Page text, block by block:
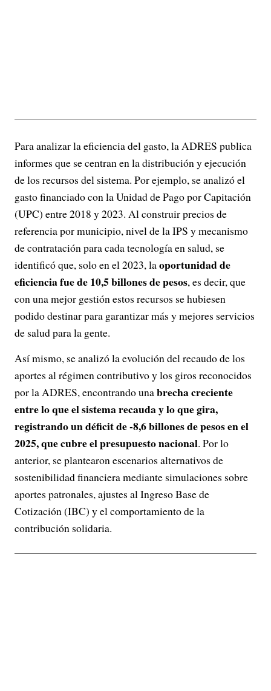
Para analizar la eficiencia del gasto, la ADRES publica
informes que se centran en la distribución y ejecución
de los recursos del sistema. Por ejemplo, se analizó el
gasto financiado con la Unidad de Pago por Capitación
(UPC) entre 2018 y 2023. Al construir precios de
referencia por municipio, nivel de la IPS y mecanismo
de contratación para cada tecnología en salud, se
identificó que, solo en el 2023, laoportunidad de
eficiencia fue de 10,5 billones de pesos, es decir, que
con una mejor gestión estos recursos se hubiesen
podido destinar para garantizar más y mejores servicios
de salud para la gente.
Así mismo, se analizó la evolución del recaudo de los
aportes al régimen contributivo y los giros reconocidos
por la ADRES, encontrando unabrecha creciente
entre lo que el sistema recauda y lo que gira,
registrando un déficit de -8,6 billones de pesos en el
2025, que cubre el presupuesto nacional. Por lo
anterior, se plantearon escenarios alternativos de
sostenibilidad financiera mediante simulaciones sobre
aportes patronales, ajustes al Ingreso Base de
Cotización (IBC) y el comportamiento de la
contribución solidaria.